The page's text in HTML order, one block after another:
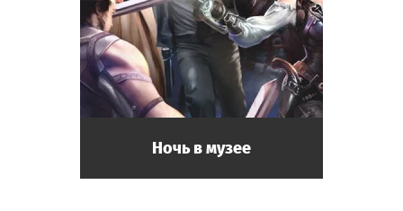
Ночь в музее